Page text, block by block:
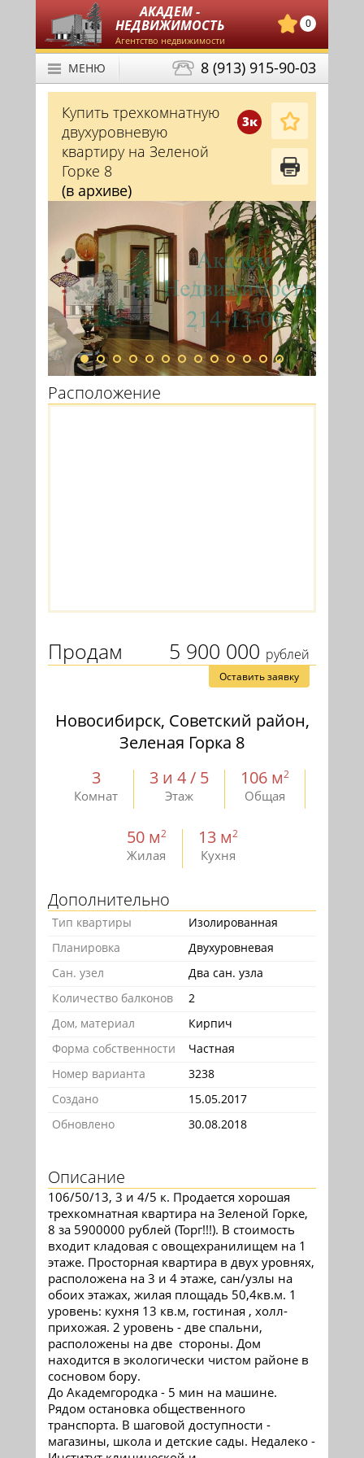
АКАДЕМ -
НЕДВИЖИМОСТЬ
Агентство недвижимости
0
8 (913) 915-90-03
МЕНЮ
3к
Купить трехкомнатную
двухуровневую
квартиру на Зеленой
Горке 8
(в архиве)
Расположение
5 900 000 рублей
Продам
Оставить заявку
Новосибирск, Советский район,
Зеленая Горка 8
3
Комнат
3 и 4 / 5
Этаж
106 м2
Общая
50 м2
Жилая
13 м2
Кухня
Дополнительно
Тип квартиры
Изолированная
Планировка
Двухуровневая
Сан. узел
Два сан. узла
Количество балконов
2
Дом, материал
Кирпич
Форма собственности
Частная
Номер варианта
3238
Создано
15.05.2017
Обновлено
30.08.2018
Описание
106/50/13, 3 и 4/5 к. Продается хорошая
трехкомнатная квартира на Зеленой Горке,
8 за 5900000 рублей (Торг!!!). В стоимость
входит кладовая с овощехранилищем на 1
этаже. Просторная квартира в двух уровнях,
расположена на 3 и 4 этаже, сан/узлы на
обоих этажах, жилая площадь 50,4кв.м. 1
уровень: кухня 13 кв.м, гостиная , холл-
прихожая. 2 уровень - две спальни,
расположены на две стороны. Дом
находится в экологически чистом районе в
сосновом бору.
До Академгородка - 5 мин на машине.
Рядом остановка общественного
транспорта. В шаговой доступности -
магазины, школа и детские сады. Недалеко -